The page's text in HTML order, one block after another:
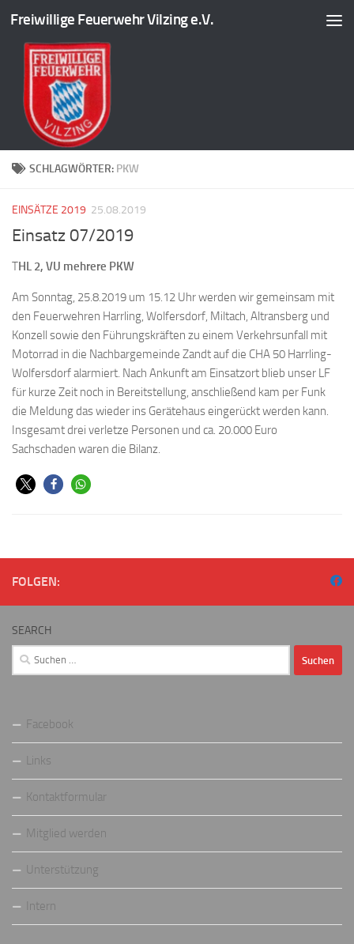
Zum Inhalt springen
Freiwillige Feuerwehr Vilzing e.V.
SCHLAGWÖRTER: PKW
EINSÄTZE 2019 25.08.2019
Einsatz 07/2019
THL 2, VU mehrere PKW
Am Sonntag, 25.8.2019 um 15.12 Uhr werden wir gemeinsam mit
den Feuerwehren Harrling, Wolfersdorf, Miltach, Altransberg und
Konzell sowie den Führungskräften zu einem Verkehrsunfall mit
Motorrad in die Nachbargemeinde Zandt auf die CHA 50 Harrling-
Wolfersdorf alarmiert. Nach Ankunft am Einsatzort blieb unser LF
für kurze Zeit noch in Bereitstellung, anschließend kam per Funk
die Meldung das wieder ins Gerätehaus eingerückt werden kann.
Insgesamt drei verletze Personen und ca. 20.000 Euro
Sachschaden waren die Bilanz.
FOLGEN:
SEARCH
Suchen
nach:
Facebook
Links
Kontaktformular
Mitglied werden
Unterstützung
Intern